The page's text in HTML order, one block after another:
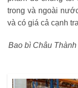
trong và ngoài
và có giá cả cạnh
Bao bì Châu